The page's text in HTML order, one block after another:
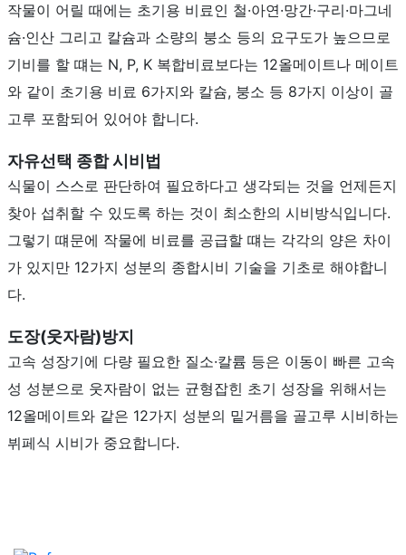
작물이 어릴 때에는 초기용 비료인 철·아연·망간·구리·마그네
슘·인산 그리고 칼슘과 소량의 붕소 등의 요구도가 높으므로
기비를 할 떄는 N, P, K 복합비료보다는 12올메이트나 메이트
와 같이 초기용 비료 6가지와 칼슘, 붕소 등 8가지 이상이 골
고루 포함되어 있어야 합니다.
자유선택 종합 시비법
식물이 스스로 판단하여 필요하다고 생각되는 것을 언제든지
찾아 섭취할 수 있도록 하는 것이 최소한의 시비방식입니다.
그렇기 떄문에 작물에 비료를 공급할 떄는 각각의 양은 차이
가 있지만 12가지 성분의 종합시비 기술을 기초로 해야합니
다.
도장(웃자람)방지
고속 성장기에 다량 필요한 질소·칼륨 등은 이동이 빠른 고속
성 성분으로 웃자람이 없는 균형잡힌 초기 성장을 위해서는
12올메이트와 같은 12가지 성분의 밑거름을 골고루 시비하는
뷔페식 시비가 중요합니다.